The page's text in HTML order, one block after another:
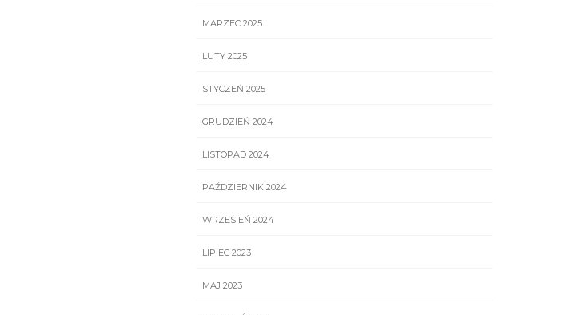
MARZEC 2025
LUTY 2025
STYCZEŃ 2025
GRUDZIEŃ 2024
LISTOPAD 2024
PAŹDZIERNIK 2024
WRZESIEŃ 2024
LIPIEC 2023
MAJ 2023